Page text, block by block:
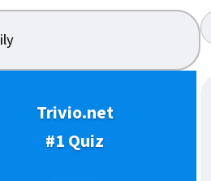
Trivio.net
#1 Quiz